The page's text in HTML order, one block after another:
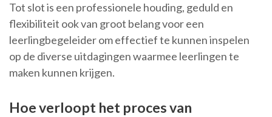
Tot slot is een professionele houding, geduld en
flexibiliteit ook van groot belang voor een
leerlingbegeleider om effectief te kunnen inspelen
op de diverse uitdagingen waarmee leerlingen te
maken kunnen krijgen.
Hoe verloopt het proces van